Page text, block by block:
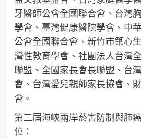
牙醫師公會全國聯合會、台灣
學會、臺灣健康醫院學會、中
公會全國聯合會、新竹市築心
灣性教育學會、社團法人台灣
聯盟、全國家長會長聯盟、台
會、台灣愛兒親師家長協會、
會。
第二屆海峽兩岸菸害防制與肺
位：